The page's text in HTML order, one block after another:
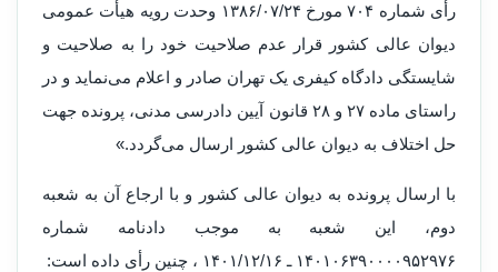
رأی شماره ۷۰۴ مورخ ۱۳۸۶/۰۷/۲۴ وحدت رویه هیأت عمومی
دیوان عالی کشور قرار عدم صلاحیت خود را به صلاحیت و
شایستگی دادگاه کیفری یک تهران صادر و اعلام می‌نماید و در
راستای ماده ۲۷ و ۲۸ قانون آیین دادرسی مدنی، پرونده جهت
حل اختلاف به دیوان عالی کشور ارسال می‌گردد.»
با ارسال پرونده به دیوان عالی کشور و با ارجاع آن به شعبه
دوم، این شعبه به موجب دادنامه شماره
۱۴۰۱۰۶۳۹۰۰۰۰۹۵۲۹۷۶ ـ ۱۴۰۱/۱۲/۱۶ ، چنین رأی داده است: